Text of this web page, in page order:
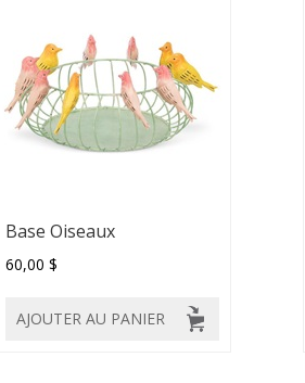
Base Oiseaux
60,00 $
AJOUTER AU PANIER